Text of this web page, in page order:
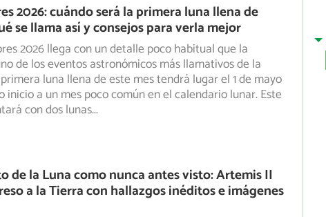
2026: cuándo será la primera luna llena de
se llama así y consejos para verla mejor
2026 llega con un detalle poco habitual que la
de los eventos astronómicos más llamativos de la
luna llena de este mes tendrá lugar el 1 de mayo
inicio a un mes poco común en el calendario lunar. Este
con dos lunas...
de la Luna como nunca antes visto: Artemis II
a la Tierra con hallazgos inéditos e imágenes